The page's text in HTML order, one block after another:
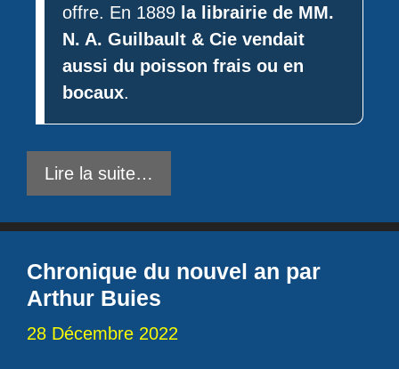
offre. En 1889 la librairie de MM.
N. A. Guilbault & Cie vendait
aussi du poisson frais ou en
bocaux.
Lire la suite…
Chronique du nouvel an par
Arthur Buies
28 Décembre 2022